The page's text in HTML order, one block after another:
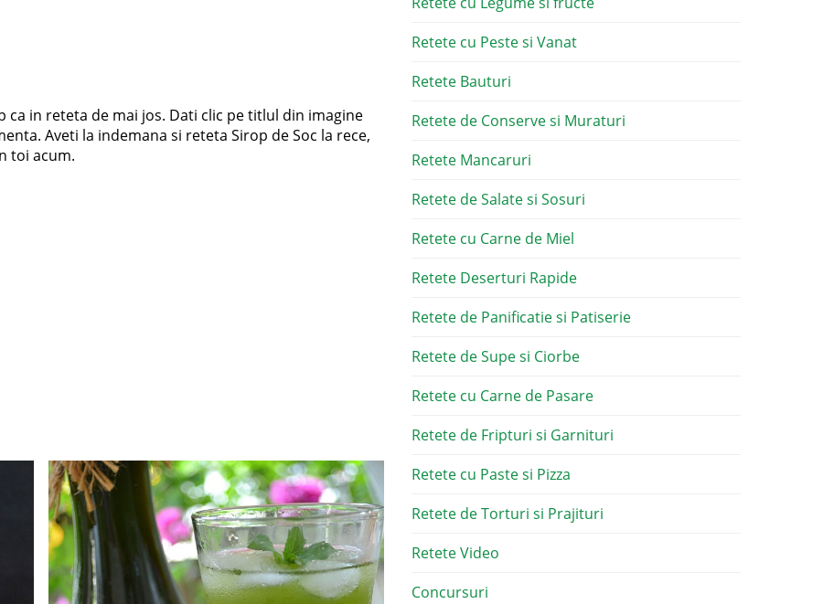
in reteta de mai jos. Dati clic pe titlul din imagine
Aveti la indemana si reteta Sirop de Soc la rece,
toi acum.
Retete cu Peste si Vanat
Retete Bauturi
Retete de Conserve si Muraturi
Retete Mancaruri
Retete de Salate si Sosuri
Retete cu Carne de Miel
Retete Deserturi Rapide
Retete de Panificatie si Patiserie
Retete de Supe si Ciorbe
Retete cu Carne de Pasare
Retete de Fripturi si Garnituri
Retete cu Paste si Pizza
Retete de Torturi si Prajituri
Retete Video
Concursuri